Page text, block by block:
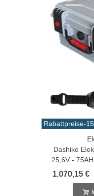
Rabattpreise-
Dashiko
25,6V -
1.070,15 €